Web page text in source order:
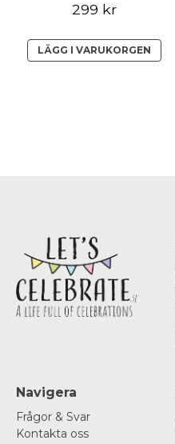
299 kr
LÄGG I VARUKORGEN
Navigera
Frågor & Svar
Kontakta oss